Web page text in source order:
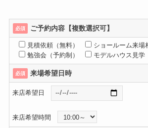
必須 ご予約内容【複数選択可】
見積依頼（無料）
ショールーム来場
勉強会（予約制）
モデルハウス見学
必須 来場希望日時
来店希望日
来店希望時間